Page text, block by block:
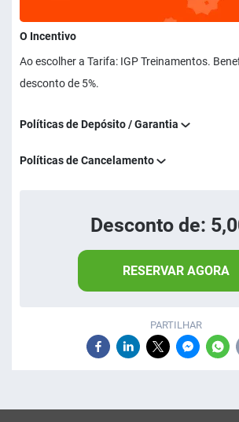
O Incentivo
Ao escolher a Tarifa: IGP Treinamentos.
desconto de 5%.
Políticas de Depósito / Garantia
Políticas de Cancelamento
Desconto de:
RESERVAR AGORA
PARTILHAR